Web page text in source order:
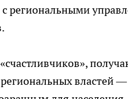
региональными
властей